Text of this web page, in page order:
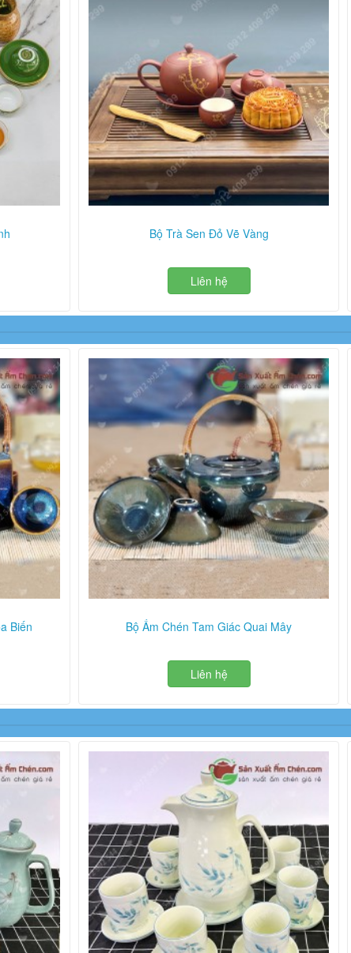
Bộ Trà Sen Đỏ Vẽ Vàng
Liên hệ
Biến Bộ Ấm Chén Tam Giác Quai Mây
Liên hệ